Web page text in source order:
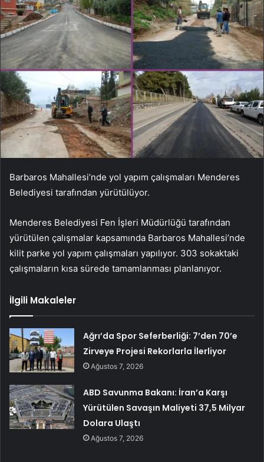
Barbaros Mahallesi’nde yol yapım çalışmaları Menderes
Belediyesi tarafından yürütülüyor.
Menderes Belediyesi Fen İşleri Müdürlüğü tarafından
yürütülen çalışmalar kapsamında Barbaros Mahallesi’nde
kilit parke yol yapım çalışmaları yapılıyor. 303 sokaktaki
çalışmaların kısa sürede tamamlanması planlanıyor.
İlgili Makaleler
Ağrı’da Spor Seferberliği: 7’den 70’e
Zirveye Projesi Rekorlarla İlerliyor
Ağustos 7, 2026
ABD Savunma Bakanı: İran’a Karşı
Yürütülen Savaşın Maliyeti 37,5 Milyar
Dolara Ulaştı
Ağustos 7, 2026